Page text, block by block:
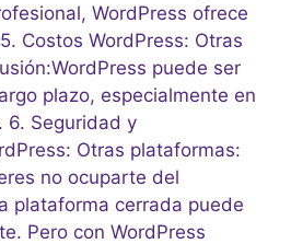
WordPress ofrece
Costos WordPress: Otras
puede ser
plazo, especialmente en
6. Seguridad y
Otras plataformas:
no ocuparte del
plataforma cerrada puede
Pero con WordPress